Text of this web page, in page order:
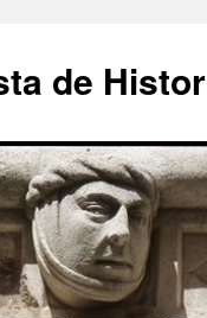
de